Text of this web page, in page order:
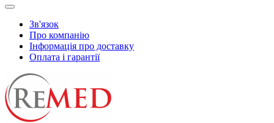
Зв'язок
Про компанію
Інформація про доставку
Оплата і гарантії